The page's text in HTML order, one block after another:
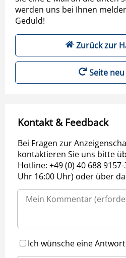
werden uns bei Ihnen
Geduld!
Zurück zur
Seite
Kontakt & Feedback
Bei Fragen zur
kontaktieren Sie uns bitte
Hotline: +49 (0) 40 688
Uhr 16:00 Uhr) oder über
Ich wünsche eine